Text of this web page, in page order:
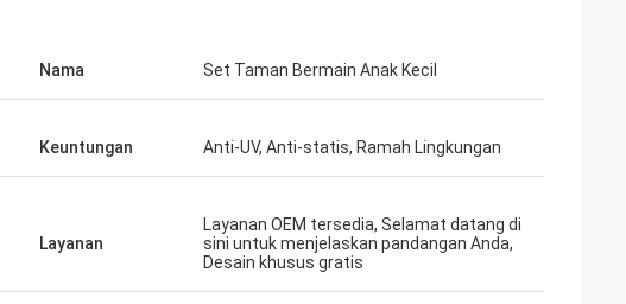
Nama Set Taman Bermain Anak Kecil
Keuntungan Anti-UV, Anti-statis, Ramah Lingkungan
Layanan
Layanan OEM tersedia, Selamat datang di
sini untuk menjelaskan pandangan Anda,
Desain khusus gratis